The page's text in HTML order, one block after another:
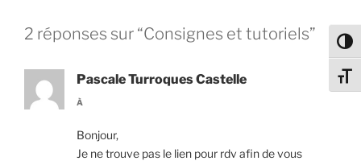
2 réponses sur “Consignes et tutoriels”
Pascale Turroques Castelle
À
Bonjour,
Je ne trouve pas le lien pour rdv afin de vous